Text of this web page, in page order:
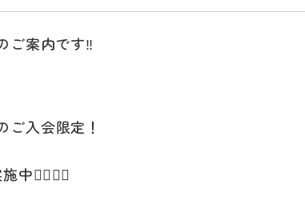
ご案内です‼️
ご入会限定！
中💁‍♀️💁‍♂️